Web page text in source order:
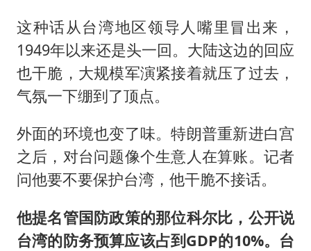
这种话从台湾地区领导人嘴里冒出来，
1949年以来还是头一回。大陆这边的回应
也干脆，大规模军演紧接着就压了过去，
气氛一下绷到了顶点。
外面的环境也变了味。特朗普重新进白宫
之后，对台问题像个生意人在算账。记者
问他要不要保护台湾，他干脆不接话。
他提名管国防政策的那位科尔比，公开说
台湾的防务预算应该占到GDP的10%。台